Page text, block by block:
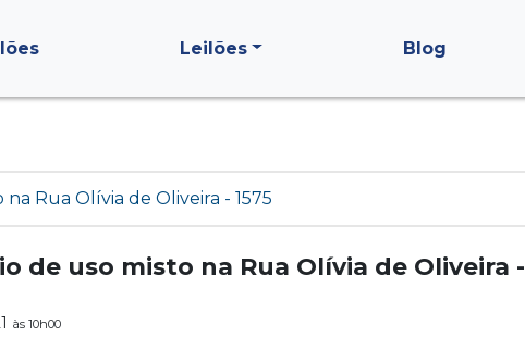
Leilões Blog
Rua Olívia de Oliveira - 1575
de uso misto na Rua Olívia de Oliveira -
às 10h00